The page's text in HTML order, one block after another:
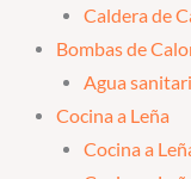
Caldera de
Bombas de
Agua
Cocina a Leña
Cocina a